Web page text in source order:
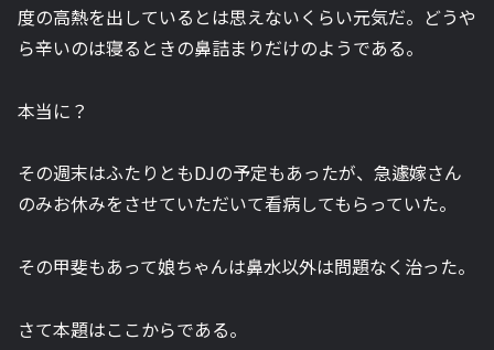
度の高熱を出しているとは思えないくらい元気だ。どうや
ら辛いのは寝るときの鼻詰まりだけのようである。
本当に？
その週末はふたりともDJの予定もあったが、急遽嫁さん
のみお休みをさせていただいて看病してもらっていた。
その甲斐もあって娘ちゃんは鼻水以外は問題なく治った。
さて本題はここからである。